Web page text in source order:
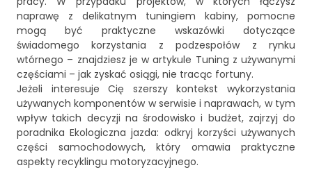
naprawę z delikatnym tuningiem kabiny, pomocne
mogą być praktyczne wskazówki dotyczące
świadomego korzystania z podzespołów z rynku
wtórnego – znajdziesz je w artykule Tuning z używanymi
częściami – jak zyskać osiągi, nie tracąc fortuny.
Jeżeli interesuje Cię szerszy kontekst wykorzystania
używanych komponentów w serwisie i naprawach, w tym
wpływ takich decyzji na środowisko i budżet, zajrzyj do
poradnikaEkologiczna jazda: odkryj korzyści używanych
części samochodowych, który omawia praktyczne
aspekty recyklingu motoryzacyjnego.